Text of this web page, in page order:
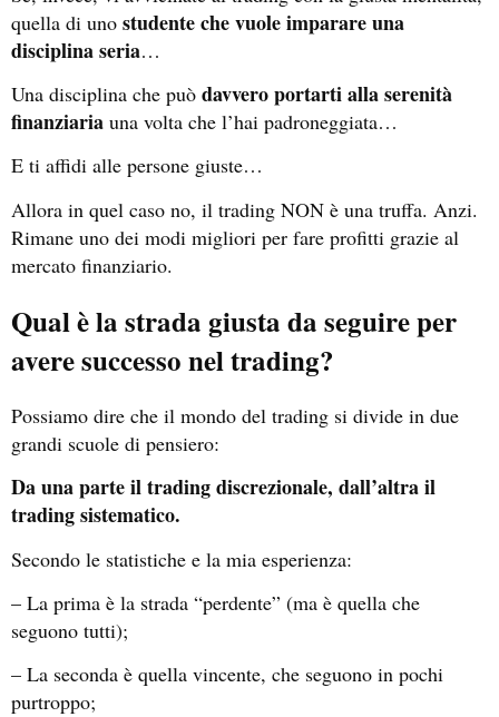
quella di uno studente che vuole imparare una
disciplina seria…
Una disciplina che può davvero portarti alla serenità
finanziaria una volta che l’hai padroneggiata…
E ti affidi alle persone giuste…
Allora in quel caso no, il trading NON è una truffa. Anzi.
Rimane uno dei modi migliori per fare profitti grazie al
mercato finanziario.
Qual è la strada giusta da seguire per
avere successo nel trading?
Possiamo dire che il mondo del trading si divide in due
grandi scuole di pensiero:
Da una parte il trading discrezionale, dall’altra il
trading sistematico.
Secondo le statistiche e la mia esperienza:
– La prima è la strada “perdente” (ma è quella che
seguono tutti);
– La seconda è quella vincente, che seguono in pochi
purtroppo;